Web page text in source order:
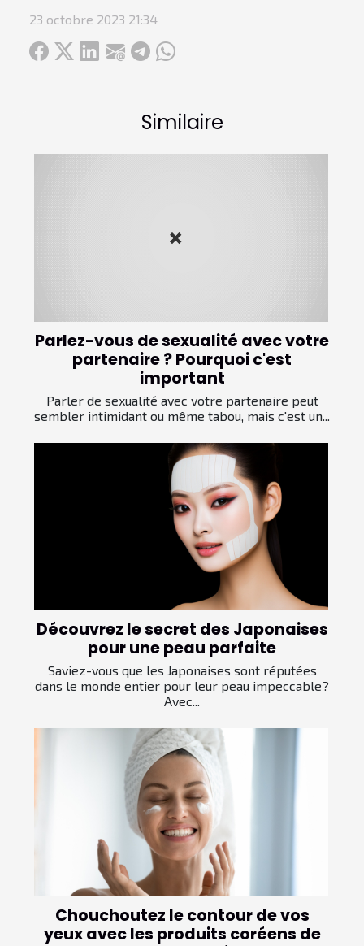
Similaire
Parlez-vous de sexualité avec votre
partenaire ? Pourquoi c'est
important
Parler de sexualité avec votre partenaire peut
sembler intimidant ou même tabou, mais c'est un...
Découvrez le secret des Japonaises
pour une peau parfaite
Saviez-vous que les Japonaises sont réputées
dans le monde entier pour leur peau impeccable?
Avec...
Chouchoutez le contour de vos
yeux avec les produits coréens de
23 octobre 2023 21:34